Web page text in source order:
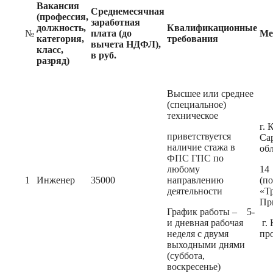
№
Вакансия
(профессия,
должность,
категория,
класс,
разряд)
Среднемесячная
заработная
плата (до
вычета НДФЛ),
в руб.
Квалификационные
требования
1 Инженер 35000
Высшее или среднее
(специальное)
техническое
приветствуется
наличие стажа в
ФПС ГПС по
любому
направлению
деятельности
График работы – 5-
и дневная рабочая
неделя с двумя
выходными днями
(суббота,
воскресенье)
г.
14
г.